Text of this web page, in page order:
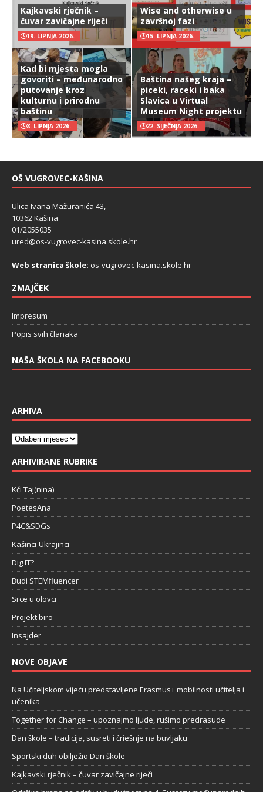
Kajkavski rječnik –
čuvar zavičajne riječi
19. LIPNJA 2026.
Wise and otherwise u
završnoj fazi
15. LIPNJA 2026.
Kad bi mjesta mogla
govoriti – međunarodno
putovanje kroz
kulturnu i prirodnu
baštinu
8. LIPNJA 2026.
Baština našeg kraja –
piceki, raceki i baka
Slavica u Virtual
Museum Night projektu
22. SIJEČNJA 2026.
OŠ VUGROVEC-KAŠINA
Ulica Ivana Mažuranića 43,
10362 Kašina
01/2055035
ured@os-vugrovec-kasina.skole.hr
Web stranica škole: os-vugrovec-kasina.skole.hr
ZMAJČEK
Impresum
Popis svih članaka
NAŠA ŠKOLA NA FACEBOOKU
ARHIVA
ARHIVIRANE RUBRIKE
Kći Taj(nina)
PoetesAna
P4C&SDGs
Kašinci-Ukrajinci
Dig IT?
Budi STEMfluencer
Srce u olovci
Projekt biro
Insajder
NOVE OBJAVE
Na Učiteljskom vijeću predstavljene Erasmus+ mobilnosti učitelja i
učenika
Together for Change – upoznajmo ljude, rušimo predrasude
Dan škole – tradicija, susreti i čriešnje na buvljaku
Sportski duh obilježio Dan škole
Kajkavski rječnik – čuvar zavičajne riječi